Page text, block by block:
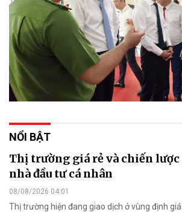
NỔI BẬT
Thị trường giá rẻ và chiến
nhà đầu tư cá nhân
08/08/2026 04:01
Thị trường hiện đang giao dịch ở vùng định